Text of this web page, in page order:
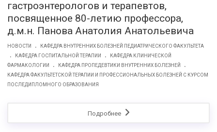
гастроэнтерологов и терапевтов,
посвященное 80-летию профессора,
д.м.н. Панова Анатолия Анатольевича
НОВОСТИ . КАФЕДРА ВНУТРЕННИХ БОЛЕЗНЕЙ ПЕДИАТРИЧЕСКОГО ФАКУЛЬТЕТА
. КАФЕДРА ГОСПИТАЛЬНОЙ ТЕРАПИИ .
КАФЕДРА КЛИНИЧЕСКОЙ
ФАРМАКОЛОГИИ
. КАФЕДРА ПРОПЕДЕВТИКИ ВНУТРЕННИХ БОЛЕЗНЕЙ .
КАФЕДРА ФАКУЛЬТЕТСКОЙ ТЕРАПИИ И ПРОФЕССИОНАЛЬНЫХ БОЛЕЗНЕЙ С КУРСОМ
ПОСЛЕДИПЛОМНОГО ОБРАЗОВАНИЯ
Подробнее